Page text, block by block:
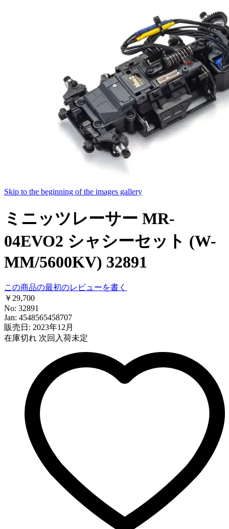
Skip to the beginning of the images gallery
ミニッツレーサー MR-
04EVO2 シャシーセット (W-
MM/5600KV) 32891
この商品の最初のレビューを書く
￥29,700
No: 32891
Jan: 4548565458707
販売日: 2023年12月
在庫切れ 次回入荷未定